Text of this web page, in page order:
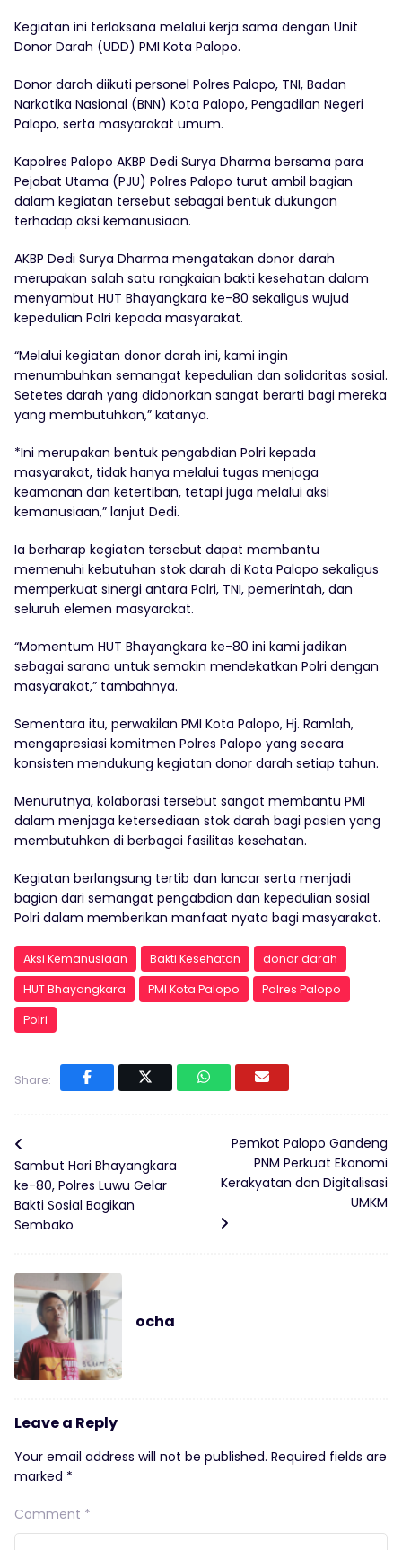
Kegiatan ini terlaksana melalui kerja sama dengan Unit
Donor Darah (UDD) PMI Kota Palopo.
Donor darah diikuti personel Polres Palopo, TNI, Badan
Narkotika Nasional (BNN) Kota Palopo, Pengadilan Negeri
Palopo, serta masyarakat umum.
Kapolres Palopo AKBP Dedi Surya Dharma bersama para
Pejabat Utama (PJU) Polres Palopo turut ambil bagian
dalam kegiatan tersebut sebagai bentuk dukungan
terhadap aksi kemanusiaan.
AKBP Dedi Surya Dharma mengatakan donor darah
merupakan salah satu rangkaian bakti kesehatan dalam
menyambut HUT Bhayangkara ke-80 sekaligus wujud
kepedulian Polri kepada masyarakat.
“Melalui kegiatan donor darah ini, kami ingin
menumbuhkan semangat kepedulian dan solidaritas sosial.
Setetes darah yang didonorkan sangat berarti bagi mereka
yang membutuhkan,” katanya.
*Ini merupakan bentuk pengabdian Polri kepada
masyarakat, tidak hanya melalui tugas menjaga
keamanan dan ketertiban, tetapi juga melalui aksi
kemanusiaan,” lanjut Dedi.
Ia berharap kegiatan tersebut dapat membantu
memenuhi kebutuhan stok darah di Kota Palopo sekaligus
memperkuat sinergi antara Polri, TNI, pemerintah, dan
seluruh elemen masyarakat.
“Momentum HUT Bhayangkara ke-80 ini kami jadikan
sebagai sarana untuk semakin mendekatkan Polri dengan
masyarakat,” tambahnya.
Sementara itu, perwakilan PMI Kota Palopo, Hj. Ramlah,
mengapresiasi komitmen Polres Palopo yang secara
konsisten mendukung kegiatan donor darah setiap tahun.
Menurutnya, kolaborasi tersebut sangat membantu PMI
dalam menjaga ketersediaan stok darah bagi pasien yang
membutuhkan di berbagai fasilitas kesehatan.
Kegiatan berlangsung tertib dan lancar serta menjadi
bagian dari semangat pengabdian dan kepedulian sosial
Polri dalam memberikan manfaat nyata bagi masyarakat.
Aksi Kemanusiaan Bakti Kesehatan
donor darah
HUT Bhayangkara
PMI Kota Palopo
Polres Palopo
Polri
Share:
Sambut Hari Bhayangkara
ke-80, Polres Luwu Gelar
Bakti Sosial Bagikan
Sembako
Pemkot Palopo Gandeng
PNM Perkuat Ekonomi
Kerakyatan dan Digitalisasi
UMKM
ocha
Leave a Reply
Your email address will not be published. Required fields are
marked *
Comment *